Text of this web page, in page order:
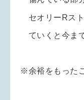
セオリーRスト
ていくと今ま
※余裕をもった